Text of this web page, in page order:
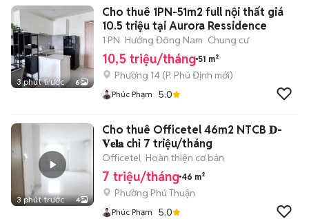
3 phút trước 6
Cho thuê 1PN-51m2 full nội thất giá
10.5 triệu tại Aurora Ressidence
1 PN Hướng Đông Nam Chung cư
10,5 triệu/tháng 51 m²
Phường 14 (P. Phú Định mới)
Phúc Phạm 5.0
3 phút trước 4
Cho thuê Officetel 46m2 NTCB 𝐃-
𝐕𝐞𝐥𝐚 chỉ 7 triệu/tháng
Officetel Hoàn thiện cơ bản
7 triệu/tháng 46 m²
Phường Phú Thuận
Phúc Phạm 5.0